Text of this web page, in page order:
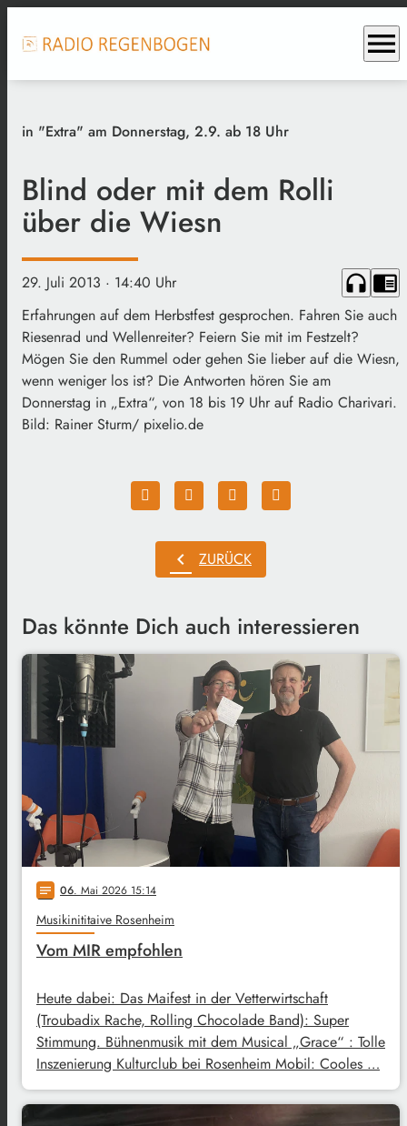
menu
in "Extra" am Donnerstag, 2.9. ab 18 Uhr
Blind oder mit dem Rolli
über die Wiesn
29. Juli 2013 · 14:40 Uhr headphones chrome_reader_mode
Erfahrungen auf dem Herbstfest gesprochen. Fahren Sie auch
Riesenrad und Wellenreiter? Feiern Sie mit im Festzelt?
Mögen Sie den Rummel oder gehen Sie lieber auf die Wiesn,
wenn weniger los ist? Die Antworten hören Sie am
Donnerstag in „Extra“, von 18 bis 19 Uhr auf Radio Charivari.
Bild: Rainer Sturm/ pixelio.de
chevron_left ZURÜCK
Das könnte Dich auch interessieren
notes 06. Mai 2026 15:14
Musikinititaive Rosenheim
Vom MIR empfohlen
Heute dabei: Das Maifest in der Vetterwirtschaft
(Troubadix Rache, Rolling Chocolade Band): Super
Stimmung. Bühnenmusik mit dem Musical „Grace“ : Tolle
Inszenierung Kulturclub bei Rosenheim Mobil: Cooles …